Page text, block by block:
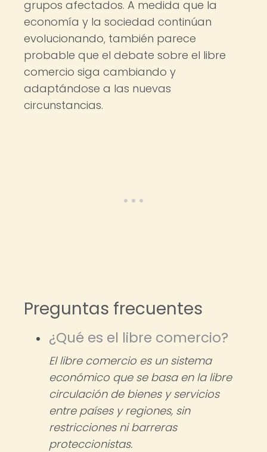
grupos afectados. A medida que la
economía y la sociedad continúan
evolucionando, también parece
probable que el debate sobre el libre
comercio siga cambiando y
adaptándose a las nuevas
circunstancias.
Preguntas frecuentes
¿Qué es el libre comercio?
El libre comercio es un sistema
económico que se basa en la libre
circulación de bienes y servicios
entre países y regiones, sin
restricciones ni barreras
proteccionistas.